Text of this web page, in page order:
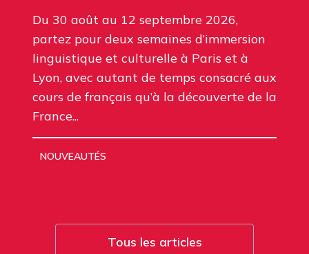
Du 30 août au 12 septembre 2026,
partez pour deux semaines d’immersion
linguistique et culturelle à Paris et à
Lyon, avec autant de temps consacré aux
cours de français qu’à la découverte de la
France...
NOUVEAUTÉS
Tous les articles